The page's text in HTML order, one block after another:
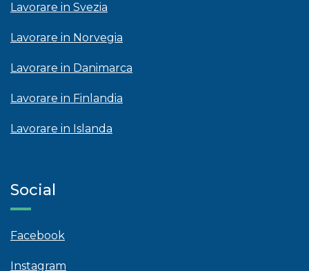
Lavorare in Svezia
Lavorare in Norvegia
Lavorare in Danimarca
Lavorare in Finlandia
Lavorare in Islanda
Social
Facebook
Instagram